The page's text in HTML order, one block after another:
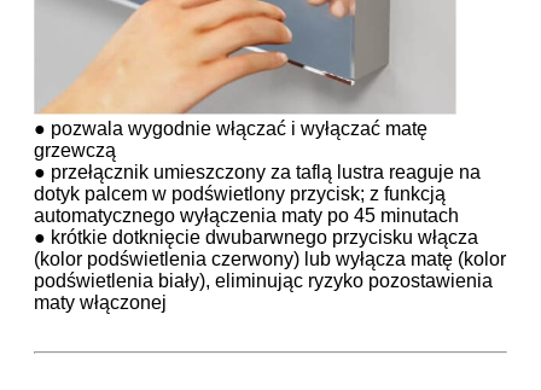
● pozwala wygodnie włączać i wyłączać matę
grzewczą
● przełącznik umieszczony za taflą lustra reaguje na
dotyk palcem w podświetlony przycisk; z funkcją
automatycznego wyłączenia maty po 45 minutach
● krótkie dotknięcie dwubarwnego przycisku włącza
(kolor podświetlenia czerwony) lub wyłącza matę (kolor
podświetlenia biały), eliminując ryzyko pozostawienia
maty włączonej